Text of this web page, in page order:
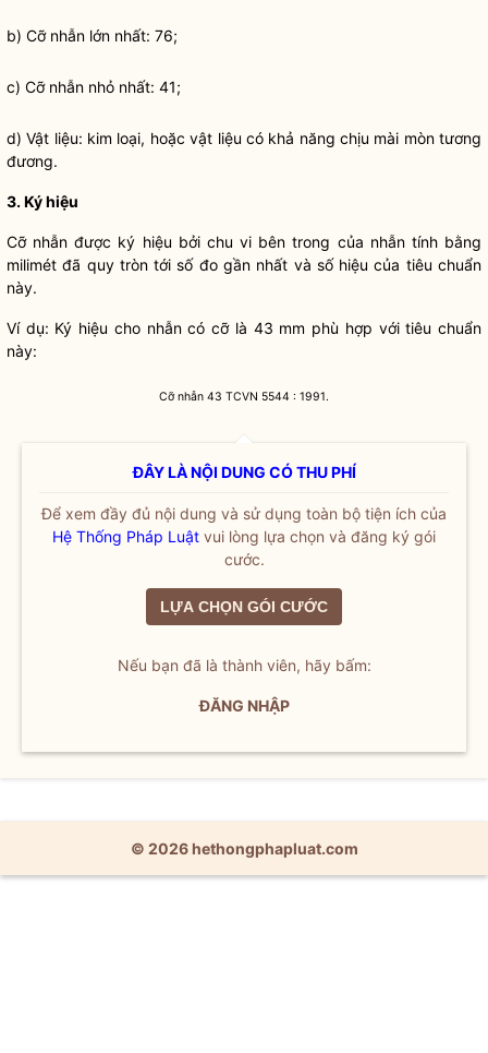
b) Cỡ nhẫn lớn nhất: 76;
c) Cỡ nhẫn nhỏ nhất: 41;
d) Vật liệu: kim loại, hoặc vật liệu có khả năng chịu mài mòn tương
đương.
3. Ký hiệu
Cỡ nhẫn được ký hiệu bởi chu vi bên trong của nhẫn tính bằng
milimét đã quy tròn tới số đo gần nhất và số hiệu của tiêu chuẩn
này.
Ví dụ: Ký hiệu cho nhẫn có cỡ là 43 mm phù hợp với tiêu chuẩn
này:
Cỡ nhẫn 43 TCVN 5544 : 1991.
ĐÂY LÀ NỘI DUNG CÓ THU PHÍ
Để xem đầy đủ nội dung và sử dụng toàn bộ tiện ích của
Hệ Thống Pháp Luật vui lòng lựa chọn và đăng ký gói
cước.
LỰA CHỌN GÓI CƯỚC
Nếu bạn đã là thành viên, hãy bấm:
ĐĂNG NHẬP
© 2026 hethongphapluat.com